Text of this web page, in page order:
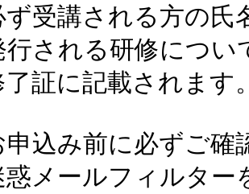
受講される方の氏
行される研修につい
証に記載されます
込み前に必ずご確
惑メールフィルタ